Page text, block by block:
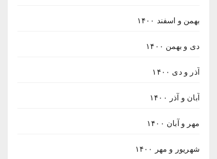
بهمن و اسفند ۱۴۰۰
دی و بهمن ۱۴۰۰
آذر و دی ۱۴۰۰
آبان و آذر ۱۴۰۰
مهر و آبان ۱۴۰۰
شهریور و مهر ۱۴۰۰